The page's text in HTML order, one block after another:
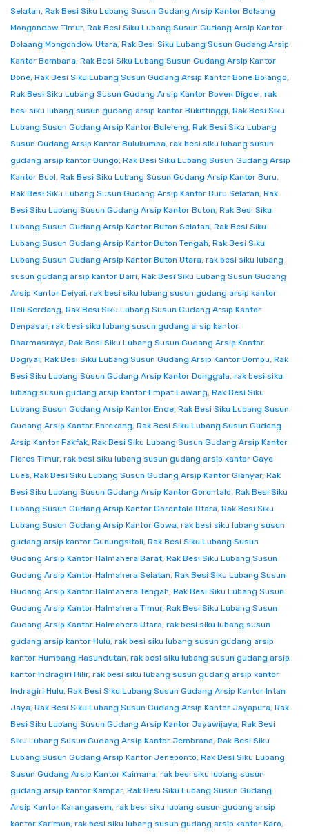
Selatan, Rak Besi Siku Lubang Susun Gudang Arsip Kantor Bolaang
Mongondow Timur, Rak Besi Siku Lubang Susun Gudang Arsip Kantor
Bolaang Mongondow Utara, Rak Besi Siku Lubang Susun Gudang Arsip
Kantor Bombana, Rak Besi Siku Lubang Susun Gudang Arsip Kantor
Bone, Rak Besi Siku Lubang Susun Gudang Arsip Kantor Bone Bolango,
Rak Besi Siku Lubang Susun Gudang Arsip Kantor Boven Digoel, rak
besi siku lubang susun gudang arsip kantor Bukittinggi, Rak Besi Siku
Lubang Susun Gudang Arsip Kantor Buleleng, Rak Besi Siku Lubang
Susun Gudang Arsip Kantor Bulukumba, rak besi siku lubang susun
gudang arsip kantor Bungo, Rak Besi Siku Lubang Susun Gudang Arsip
Kantor Buol, Rak Besi Siku Lubang Susun Gudang Arsip Kantor Buru,
Rak Besi Siku Lubang Susun Gudang Arsip Kantor Buru Selatan, Rak
Besi Siku Lubang Susun Gudang Arsip Kantor Buton, Rak Besi Siku
Lubang Susun Gudang Arsip Kantor Buton Selatan, Rak Besi Siku
Lubang Susun Gudang Arsip Kantor Buton Tengah, Rak Besi Siku
Lubang Susun Gudang Arsip Kantor Buton Utara, rak besi siku lubang
susun gudang arsip kantor Dairi, Rak Besi Siku Lubang Susun Gudang
Arsip Kantor Deiyai, rak besi siku lubang susun gudang arsip kantor
Deli Serdang, Rak Besi Siku Lubang Susun Gudang Arsip Kantor
Denpasar, rak besi siku lubang susun gudang arsip kantor
Dharmasraya, Rak Besi Siku Lubang Susun Gudang Arsip Kantor
Dogiyai, Rak Besi Siku Lubang Susun Gudang Arsip Kantor Dompu, Rak
Besi Siku Lubang Susun Gudang Arsip Kantor Donggala, rak besi siku
lubang susun gudang arsip kantor Empat Lawang, Rak Besi Siku
Lubang Susun Gudang Arsip Kantor Ende, Rak Besi Siku Lubang Susun
Gudang Arsip Kantor Enrekang, Rak Besi Siku Lubang Susun Gudang
Arsip Kantor Fakfak, Rak Besi Siku Lubang Susun Gudang Arsip Kantor
Flores Timur, rak besi siku lubang susun gudang arsip kantor Gayo
Lues, Rak Besi Siku Lubang Susun Gudang Arsip Kantor Gianyar, Rak
Besi Siku Lubang Susun Gudang Arsip Kantor Gorontalo, Rak Besi Siku
Lubang Susun Gudang Arsip Kantor Gorontalo Utara, Rak Besi Siku
Lubang Susun Gudang Arsip Kantor Gowa, rak besi siku lubang susun
gudang arsip kantor Gunungsitoli, Rak Besi Siku Lubang Susun
Gudang Arsip Kantor Halmahera Barat, Rak Besi Siku Lubang Susun
Gudang Arsip Kantor Halmahera Selatan, Rak Besi Siku Lubang Susun
Gudang Arsip Kantor Halmahera Tengah, Rak Besi Siku Lubang Susun
Gudang Arsip Kantor Halmahera Timur, Rak Besi Siku Lubang Susun
Gudang Arsip Kantor Halmahera Utara, rak besi siku lubang susun
gudang arsip kantor Hulu, rak besi siku lubang susun gudang arsip
kantor Humbang Hasundutan, rak besi siku lubang susun gudang arsip
kantor Indragiri Hilir, rak besi siku lubang susun gudang arsip kantor
Indragiri Hulu, Rak Besi Siku Lubang Susun Gudang Arsip Kantor Intan
Jaya, Rak Besi Siku Lubang Susun Gudang Arsip Kantor Jayapura, Rak
Besi Siku Lubang Susun Gudang Arsip Kantor Jayawijaya, Rak Besi
Siku Lubang Susun Gudang Arsip Kantor Jembrana, Rak Besi Siku
Lubang Susun Gudang Arsip Kantor Jeneponto, Rak Besi Siku Lubang
Susun Gudang Arsip Kantor Kaimana, rak besi siku lubang susun
gudang arsip kantor Kampar, Rak Besi Siku Lubang Susun Gudang
Arsip Kantor Karangasem, rak besi siku lubang susun gudang arsip
kantor Karimun, rak besi siku lubang susun gudang arsip kantor Karo,